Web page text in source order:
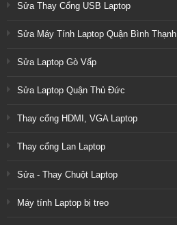
Sửa Thay Cổng USB Laptop
Sửa Máy Tính Laptop Quận Bình Thạnh
Sửa Laptop Gò Vấp
Sửa Laptop Quận Thủ Đức
Thay cổng HDMI, VGA Laptop
Thay cổng Lan Laptop
Sửa - Thay Chuột Laptop
Máy tính Laptop bị treo